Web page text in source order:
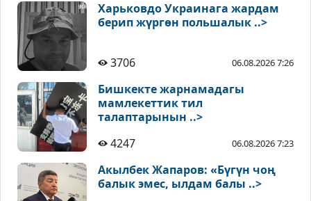
Харьковдо Украинага жардам
берип жүргөн польшалык ..>
3706 06.08.2026 7:26
Бишкекте жарнамадагы
мамлекеттик тил
талаптарынын ..>
4247
06.08.2026 7:23
Акылбек Жапаров: «Бүгүн чоң
балык эмес, ылдам балы ..>